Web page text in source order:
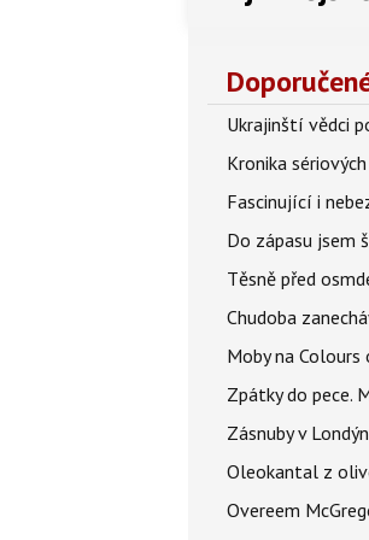
Ukrajinští vědci
Kronika
Fascinující i
Do zápasu jsem
Těsně před
Chudoba
Moby na
Zpátky do pece.
Zásnuby v
Oleokantal z
Overeem